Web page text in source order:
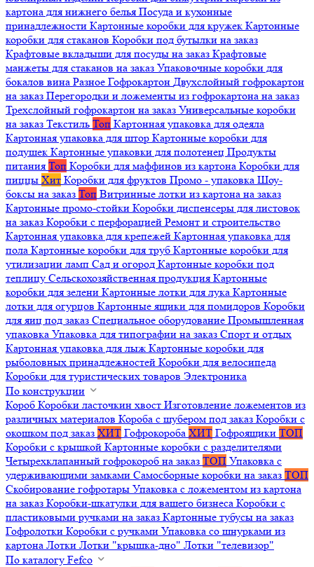
картона для нижнего белья Посуда и кухонные
принадлежности Картонные коробки для кружек Картонные
коробки для стаканов Коробки под бутылки на заказ
Крафтовые вкладыши для посуды на заказ Крафтовые
манжеты для стаканов на заказ Упаковочные коробки для
бокалов вина Разное Гофрокартон Двухслойный гофрокартон
на заказ Перегородки и ложементы из гофрокартона на заказ
Трехслойный гофрокартон на заказ Универсальные коробки
на заказ Текстиль Топ Картонная упаковка для одеяла
Картонная упаковка для штор Картонные коробки для
подушек Картонные упаковки для полотенец Продукты
питания Топ Коробки для маффинов из картона Коробки для
пиццы Хит Коробки для фруктов Промо - упаковка Шоу-
боксы на заказ Топ Витринные лотки из картона на заказ
Картонные промо-стойки Коробки диспенсеры для листовок
на заказ Коробки с перфорацией Ремонт и строительство
Картонная упаковка для крепежей Картонная упаковка для
пола Картонные коробки для труб Картонные коробки для
утилизации ламп Сад и огород Картонные коробки под
теплицу Сельскохозяйственная продукция Картонные
коробки для зелени Картонные лотки для лука Картонные
лотки для огурцов Картонные ящики для помидоров Коробки
для яиц под заказ Специальное оборудование Промышленная
упаковка Упаковка для типографии на заказ Спорт и отдых
Картонная упаковка для лыж Картонные коробки для
рыболовных принадлежностей Коробки для велосипеда
Коробки для туристических товаров Электроника
По конструкции
Короб Коробки ласточкин хвост Изготовление ложементов из
различных материалов Короба с шубером под заказ Коробки с
окошком под заказ ХИТ Гофрокороба ХИТ Гофроящики ТОП
Коробки с крышкой Картонные коробки с разделителями
Четырехклапанный гофрокороб на заказ ТОП Упаковка с
удерживающими замками Самосборные коробки на заказ ТОП
Скобирование гофротары Упаковка с ложементом из картона
на заказ Коробки-шкатулки для вашего бизнеса Коробки с
пластиковыми ручками на заказ Картонные тубусы на заказ
Гофролотки Коробки с ручками Упаковка со шнурками из
картона Лотки Лотки "крышка-дно" Лотки "телевизор"
По каталогу Fefco